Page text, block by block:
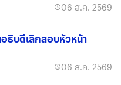
06 ส.ค. 2569
ธิบดีเลิกสอบหัวหน้า
06 ส.ค. 2569